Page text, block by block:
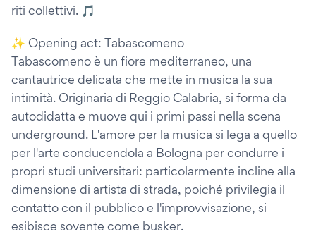
riti collettivi. 🎵
✨ Opening act: Tabascomeno
Tabascomeno è un fiore mediterraneo, una
cantautrice delicata che mette in musica la sua
intimità. Originaria di Reggio Calabria, si forma da
autodidatta e muove qui i primi passi nella scena
underground. L'amore per la musica si lega a quello
per l'arte conducendola a Bologna per condurre i
propri studi universitari: particolarmente incline alla
dimensione di artista di strada, poiché privilegia il
contatto con il pubblico e l'improvvisazione, si
esibisce sovente come busker.